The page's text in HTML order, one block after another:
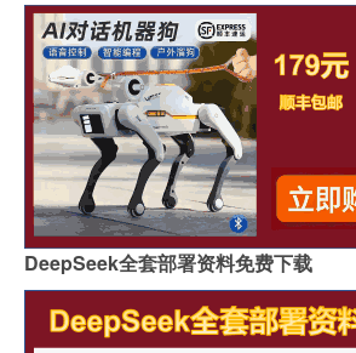
DeepSeek全套部署资料免费下载